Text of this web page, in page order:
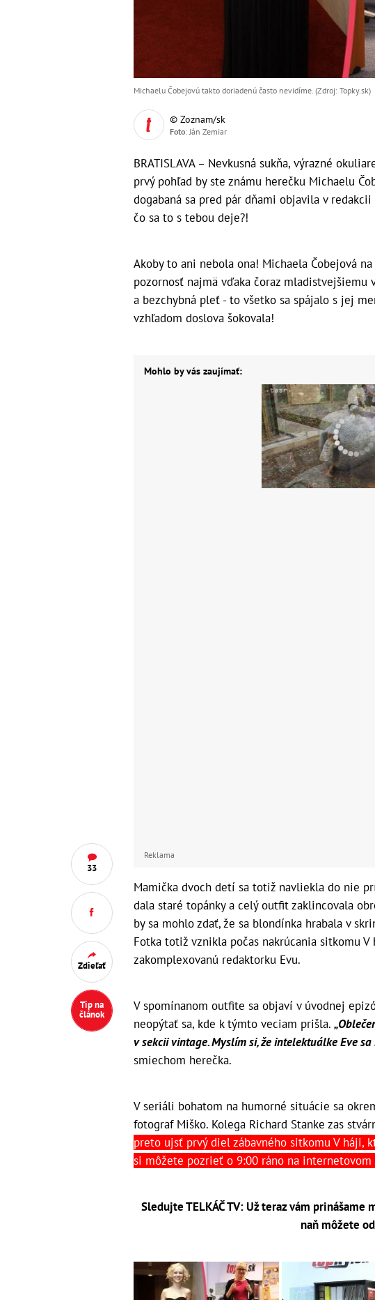
33
Zdieľať
Tip na
článok
Michaelu Čobejovú takto doriadenú často nevidíme. (Zdroj: Topky.sk)
© Zoznam/sk
Foto: Ján Zemiar
BRATISLAVA – Nevkusná sukňa, výrazné
prvý pohľad by ste známu herečku Michaelu
dogabaná sa pred pár dňami objavila v
čo sa to s tebou deje?!
Akoby to ani nebola ona! Michaela Čobejová
pozornosť najmä vďaka čoraz mladistvejšiemu
a bezchybná pleť - to všetko sa spájalo s jej
vzhľadom doslova šokovala!
Mohlo by vás zaujímať:
Reklama
Mamička dvoch detí sa totiž navliekla do nie
dala staré topánky a celý outfit zaklincovala
by sa mohlo zdať, že sa blondínka hrabala v
Fotka totiž vznikla počas nakrúcania sitkomu
zakomplexovanú redaktorku Evu.
V spomínanom outfite sa objaví v úvodnej
neopýtať sa, kde k týmto veciam prišla.
v sekcii vintage. Myslím si, že intelektuálke Eve sa
smiechom herečka.
V seriáli bohatom na humorné situácie sa
fotograf Miško. Kolega Richard Stanke zas
preto ujsť prvý diel zábavného sitkomu V háji,
si môžete pozrieť o 9:00 ráno na
Sledujte TELKÁČ TV: Už teraz vám prinášame
naň môžete